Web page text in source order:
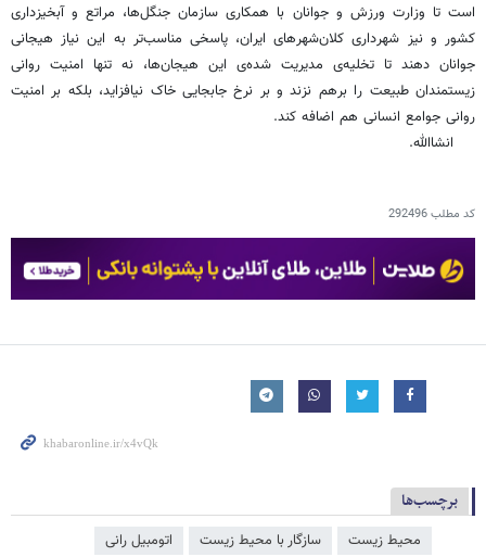
است تا وزارت ورزش و جوانان با همکاری سازمان جنگل‌ها، مراتع و آبخیزداری
کشور و نیز شهرداری کلان‌شهرهای ایران، پاسخی مناسب‌تر به این نیاز هیجانی
جوانان دهند تا تخلیه‌ی مدیریت شده‌ی این هیجان‌ها، نه تنها امنیت روانی
زیستمندان طبیعت را برهم نزند و بر نرخ جابجایی خاک نیافزاید، بلکه بر امنیت
روانی جوامع انسانی هم اضافه کند.
انشاالله.
کد مطلب292496
برچسب‌ها
محیط زیست سازگار با محیط زیست اتومبیل رانی